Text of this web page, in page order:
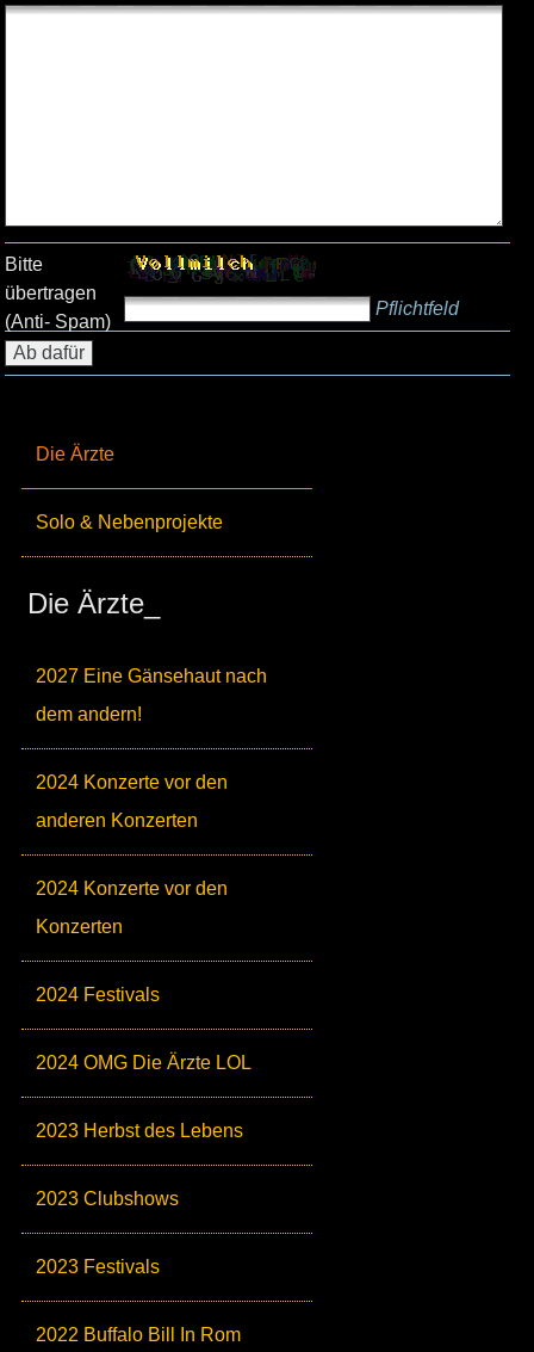
Die Ärzte
Solo & Nebenprojekte
Die Ärzte_
2027 Eine Gänsehaut nach
dem andern!
2024 Konzerte vor den
anderen Konzerten
2024 Konzerte vor den
Konzerten
2024 Festivals
2024 OMG Die Ärzte LOL
2023 Herbst des Lebens
2023 Clubshows
2023 Festivals
2022 Buffalo Bill In Rom
Bitte
übertragen
(Anti- Spam)
Pflichtfeld